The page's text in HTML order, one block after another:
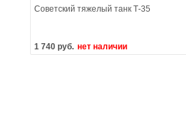
Советский тяжелый танк Т-35
1 740 руб. нет наличии